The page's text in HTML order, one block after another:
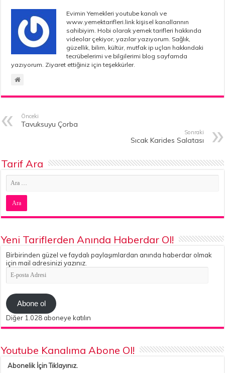
Evimin Yemekleri youtube kanalı ve
www.yemektarifleri.link kişisel kanallarının
sahibiyim. Hobi olarak yemek tarifleri hakkında
videolar çekiyor, yazılar yazıyorum. Sağlık,
güzellik, bilim, kültür, mutfak ip uçları hakkındaki
tecrübelerimi ve bilgilerimi blog sayfamda
yazıyorum. Ziyaret ettiğiniz için teşekkürler.
Önceki
Tavuksuyu Çorba
Sonraki
Sıcak Karides Salatası
Tarif Ara
Yeni Tariflerden Anında Haberdar Ol!
Birbirinden güzel ve faydalı paylaşımlardan anında haberdar olmak
için mail adresinizi yazınız.
E-
posta
Abone ol
Diğer 1.028 aboneye katılın
Youtube Kanalıma Abone Ol!
Abonelik İçin Tıklayınız.